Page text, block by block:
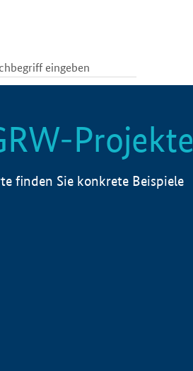
Projekte
finden Sie konkrete Beispiele